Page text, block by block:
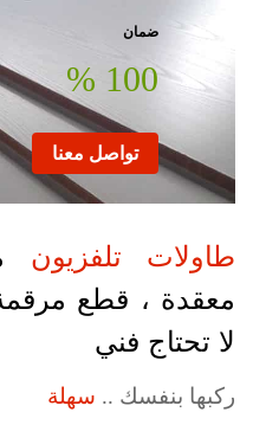
ضمان
100 %
تواصل معنا
طاولات تلفزيون
معقدة ، قطع
لا تحتاج فني
ركبها بنفسك .. سهلة